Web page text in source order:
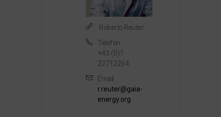
Roberto Reuter
Telefon
+43 (0)1
22712264
Email
r.reuter@gaia-
energy.org